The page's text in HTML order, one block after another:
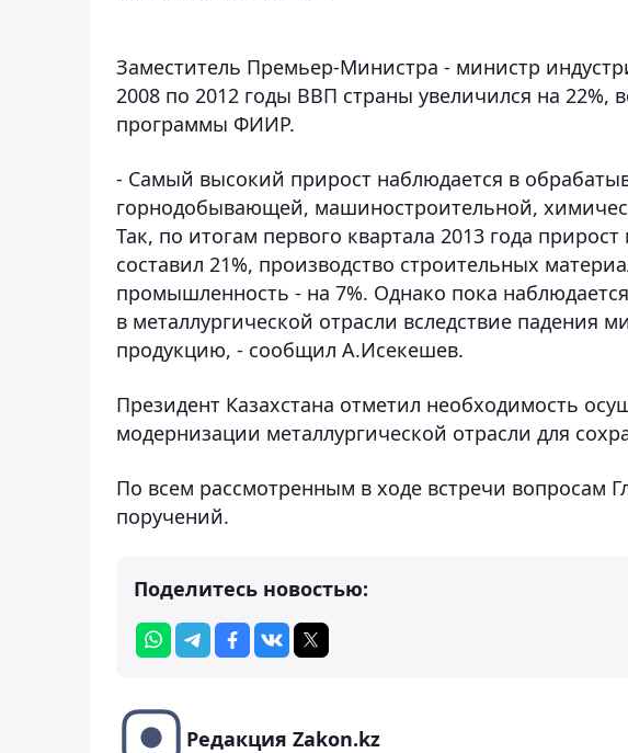
Заместитель Премьер-Министра - министр
2008 по 2012 годы ВВП страны увеличился на 22%,
программы ФИИР.
- Самый высокий прирост наблюдается в
горнодобывающей, машиностроительной,
Так, по итогам первого квартала 2013 года
составил 21%, производство строительных
промышленность - на 7%. Однако пока
в металлургической отрасли вследствие падения
продукцию, - сообщил А.Исекешев.
Президент Казахстана отметил необходимость
модернизации металлургической отрасли для
По всем рассмотренным в ходе встречи вопросам
поручений.
Поделитесь новостью:
Редакция Zakon.kz